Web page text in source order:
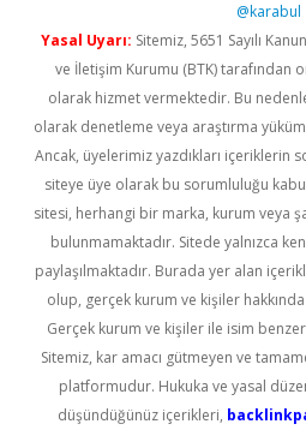
@karabul
Yasal Uyarı: Sitemiz, 5651 Sayılı
ve İletişim Kurumu (BTK) tarafından
olarak hizmet vermektedir. Bu
olarak denetleme veya araştırma
Ancak, üyelerimiz yazdıkları içeriklerin
siteye üye olarak bu sorumluluğu
sitesi, herhangi bir marka, kurum veya
bulunmamaktadır. Sitede yalnızca
paylaşılmaktadır. Burada yer alan
olup, gerçek kurum ve kişiler
Gerçek kurum ve kişiler ile isim
Sitemiz, kar amacı gütmeyen ve
platformudur. Hukuka ve yasal
düşündüğünüz içerikleri,